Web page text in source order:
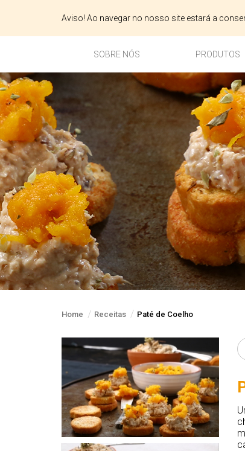
Aviso! Ao navegar no nosso site estará a
SOBRE NÓS PRODUTOS
Home Receitas Paté de Coelho